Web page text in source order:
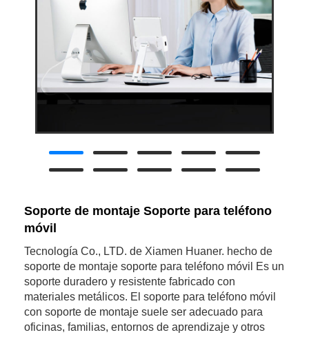
Soporte de montaje Soporte para teléfono
móvil
Tecnología Co., LTD. de Xiamen Huaner. hecho de
soporte de montaje soporte para teléfono móvil Es un
soporte duradero y resistente fabricado con
materiales metálicos. El soporte para teléfono móvil
con soporte de montaje suele ser adecuado para
oficinas, familias, entornos de aprendizaje y otros